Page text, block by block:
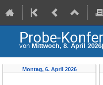
Probe-
von Mittwoch, 8. April
Montag, 6. April 2026